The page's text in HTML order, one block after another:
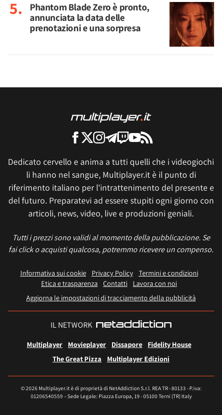
Phantom Blade Zero è pronto,
annunciata la data delle
prenotazioni e una sorpresa
Dedicato cervello e anima a tutti quelli che i videogiochi
li hanno nel sangue, Multiplayer.it è il punto di
riferimento italiano per l'intrattenimento del presente e
del futuro. Preparatevi ad essere stupiti ogni giorno con
articoli, news, video, live e produzioni geniali.
Tutti i prezzi sono validi al momento della pubblicazione. Se
fai click o acquisti qualcosa, potremmo ricevere un compenso.
Informativa sui cookie Privacy Policy
Termini e condizioni
Etica e trasparenza Contatti
Lavora con noi
Aggiorna le impostazioni di tracciamento della pubblicità
IL NETWORK
Multiplayer Movieplayer Dissapore
Fidelity House
The Great Pizza
Multiplayer Edizioni
© 2026 Multiplayer.it è di proprietà di NetAddiction S.r.l. REA TR - 80133 - P.iva:
01206540559 – Sede Legale: Piazza Europa, 19 - 05100 Terni (TR) Italy